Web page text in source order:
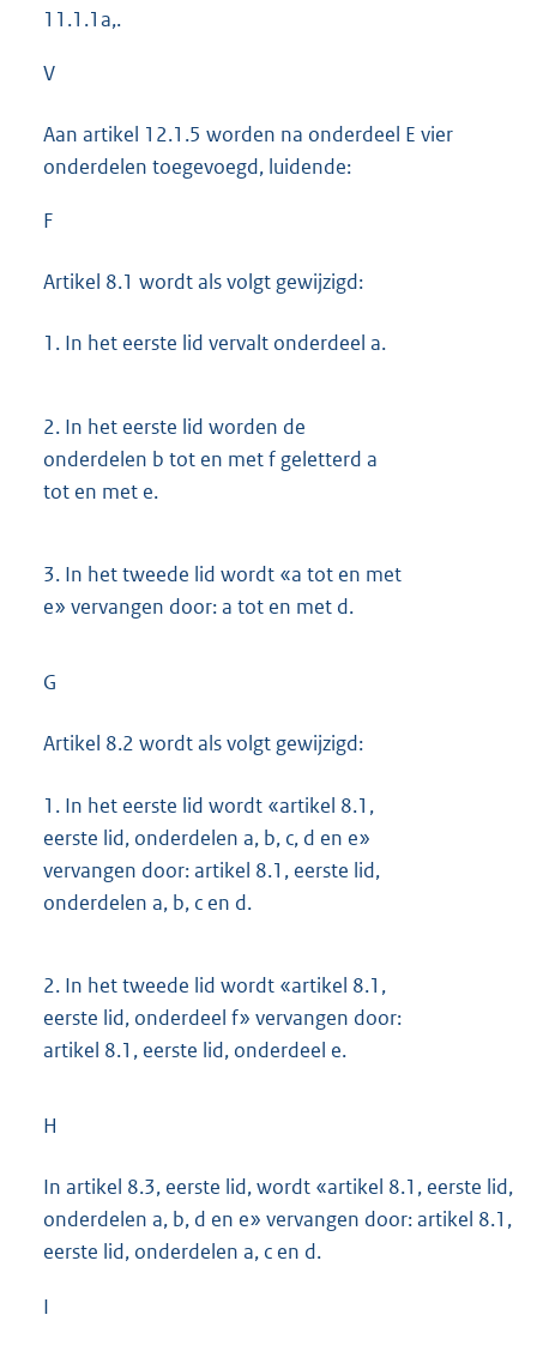
11.1.1a,.
V
Aan artikel 12.1.5 worden na onderdeel E vier
onderdelen toegevoegd, luidende:
F
Artikel 8.1 wordt als volgt gewijzigd:
1. In het eerste lid vervalt onderdeel a.
2. In het eerste lid worden de
onderdelen b tot en met f geletterd a
tot en met e.
3. In het tweede lid wordt «a tot en met
e» vervangen door: a tot en met d.
G
Artikel 8.2 wordt als volgt gewijzigd:
1. In het eerste lid wordt «artikel 8.1,
eerste lid, onderdelen a, b, c, d en e»
vervangen door: artikel 8.1, eerste lid,
onderdelen a, b, c en d.
2. In het tweede lid wordt «artikel 8.1,
eerste lid, onderdeel f» vervangen door:
artikel 8.1, eerste lid, onderdeel e.
H
In artikel 8.3, eerste lid, wordt «artikel 8.1, eerste lid,
onderdelen a, b, d en e» vervangen door: artikel 8.1,
eerste lid, onderdelen a, c en d.
I